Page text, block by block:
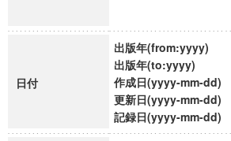
日付
出版年(from:yyyy)
出版年(to:yyyy)
作成日(yyyy-mm-dd)
更新日(yyyy-mm-dd)
記録日(yyyy-mm-dd)